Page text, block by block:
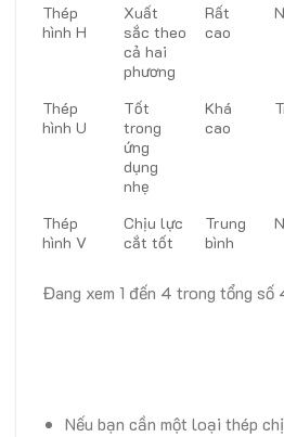
Thép
hình H
Xuất
sắc theo
cả hai
phương
Rất
cao
Thép
hình U
Tốt
trong
ứng
dụng
nhẹ
Khá
cao
Thép
hình V
Chịu lực
cắt tốt
Trung
bình
Đang xem 1 đến 4 trong tổng số
Nếu bạn cần một loại thép